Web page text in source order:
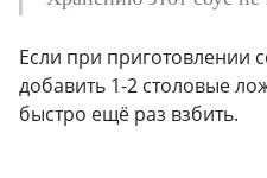
Если при приготовлении
добавить 1-2 столовые
быстро ещё раз взбить.